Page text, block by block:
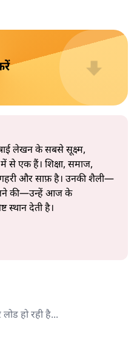
भारत”, “ऑरेंज
कुछ एक अनुभवी
से वे बहुत आगे आ चुकी हैं।
जानने वाली वित्त मंत्री की
के नीचे जो सामग्री है, वह
से एक हैं। शिक्षा, समाज,